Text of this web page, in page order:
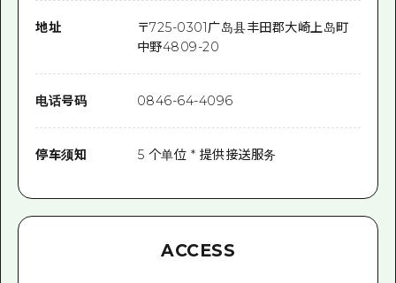
地址 〒725-0301广岛县丰田郡大崎上岛町
中野4809-20
电话号码 0846-64-4096
停车须知 5 个单位 * 提供接送服务
ACCESS